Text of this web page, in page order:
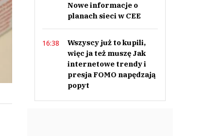
Nowe informacje o
planach sieci w CEE
16:38
Wszyscy już to kupili,
więc ja też muszę Jak
internetowe trendy i
presja FOMO napędzają
popyt